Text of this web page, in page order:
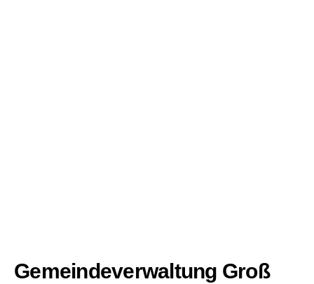
Gemeindeverwaltung Groß